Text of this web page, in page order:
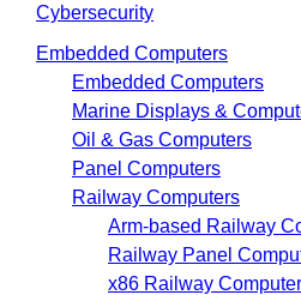
Cybersecurity
Embedded Computers
Embedded Computers
Marine Displays &
Oil & Gas Computers
Panel Computers
Railway Computers
Arm-based Railway
Railway Panel
x86 Railway